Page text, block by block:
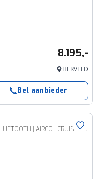
8.195,-
HERVELD
Bel aanbieder
SEAT 1.0 Sport Connect | 15" VELGEN | BLUETOOTH | AIRCO | CRUISE CONTROL | ELEKTRISCHE RAMEN VOOR |